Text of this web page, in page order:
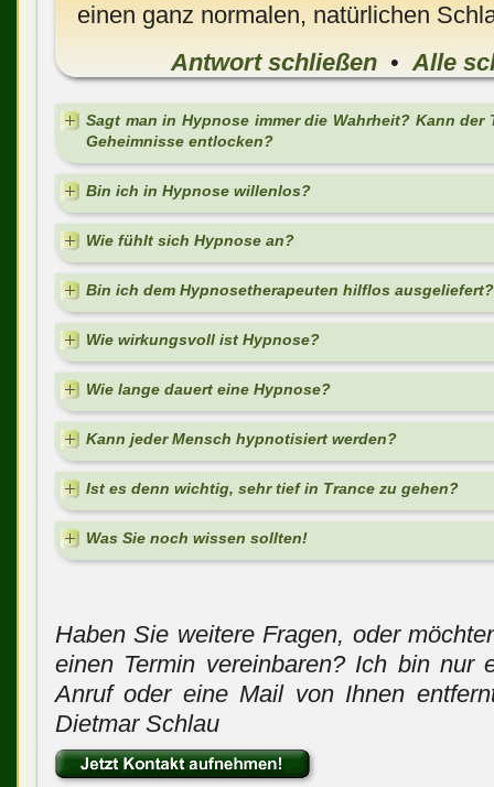
einen ganz normalen, natürlichen
Antwort schließen •Alle
Sagt man in Hypnose immer die Wahrheit? Kann
Geheimnisse entlocken?
Bin ich in Hypnose willenlos?
Wie fühlt sich Hypnose an?
Bin ich dem Hypnosetherapeuten hilflos ausgeliefert?
Wie wirkungsvoll ist Hypnose?
Wie lange dauert eine Hypnose?
Kann jeder Mensch hypnotisiert werden?
Ist es denn wichtig, sehr tief in Trance zu gehen?
Was Sie noch wissen sollten!
Haben Sie weitere Fragen, oder
einen Termin vereinbaren? Ich bin nur
Anruf oder eine Mail von Ihnen
Dietmar Schlau